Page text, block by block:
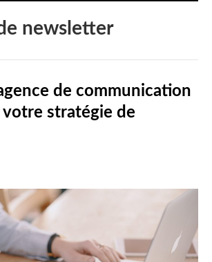
newsletter
de communication
stratégie de